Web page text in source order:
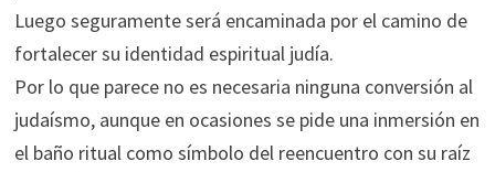
Luego seguramente será encaminada por el camino de
fortalecer su identidad espiritual judía.
Por lo que parece no es necesaria ninguna conversión al
judaísmo, aunque en ocasiones se pide una inmersión en
el baño ritual como símbolo del reencuentro con su raíz